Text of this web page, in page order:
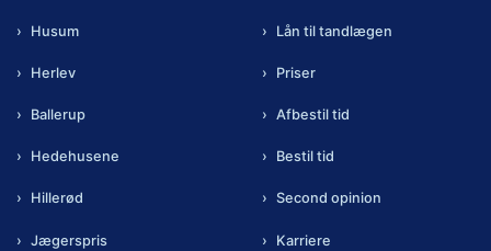
Husum
Herlev
Ballerup
Hedehusene
Hillerød
Jægerspris
Lån til tandlægen
Priser
Afbestil tid
Bestil tid
Second opinion
Karriere